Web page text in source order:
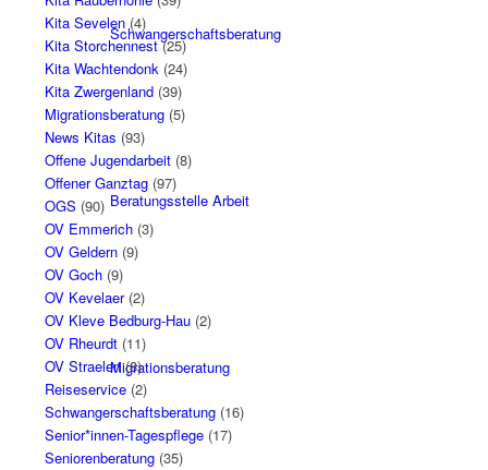
Schwangerschaftsberatung
Beratungsstelle Arbeit
Migrationsberatung
Kita Sevelen(4)
Kita Storchennest(25)
Kita Wachtendonk(24)
Kita Zwergenland(39)
Migrationsberatung(5)
News Kitas (93)
Offene Jugendarbeit(8)
Offener Ganztag(97)
OGS (90)
OV Emmerich(3)
OV Geldern(9)
OV Goch(9)
OV Kevelaer(2)
OV Kleve Bedburg-Hau(2)
OV Rheurdt(11)
OV Straelen(8)
Reiseservice(2)
Schwangerschaftsberatung(16)
Senior*innen-Tagespflege(17)
Seniorenberatung(35)